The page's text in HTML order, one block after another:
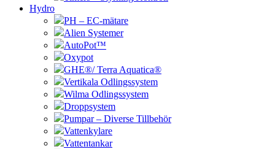
Hydro
PH – EC-mätare
Alien Systemer
AutoPot™
Oxypot
GHE®/ Terra Aquatica®
Vertikala Odlingssystem
Wilma Odlingssystem
Droppsystem
Pumpar – Diverse Tillbehör
Vattenkylare
Vattentankar